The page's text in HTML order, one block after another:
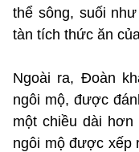
thể sông, suối
tàn tích thức ăn
Ngoài ra, Đoàn
ngôi mộ, được
một chiều dài
ngôi mộ được xếp